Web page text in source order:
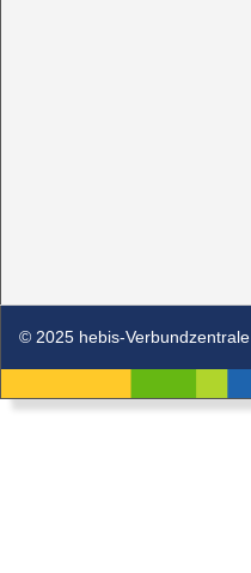
© 2025 hebis-Verbundzentrale